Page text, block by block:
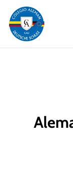
main
content